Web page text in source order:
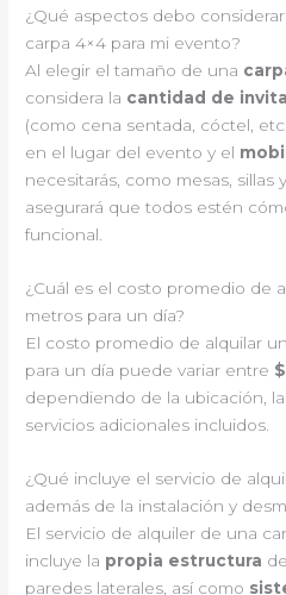
¿Qué aspectos debo
carpa 4×4 para mi evento?
Al elegir el tamaño de una
considera la cantidad de
(como cena sentada, cóctel,
en el lugar del evento y el
necesitarás, como mesas, sillas
asegurará que todos estén
funcional.
¿Cuál es el costo promedio de
metros para un día?
El costo promedio de alquilar
para un día puede variar entre
dependiendo de la ubicación,
servicios adicionales incluidos.
¿Qué incluye el servicio de
además de la instalación y
El servicio de alquiler de una
incluye la propia estructura
paredes laterales, así como